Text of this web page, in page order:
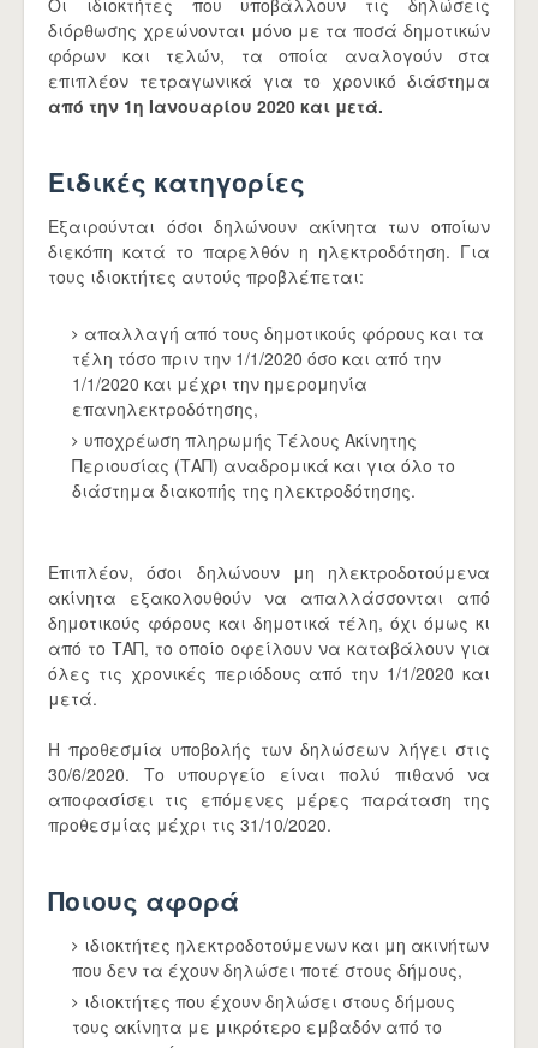
Οι ιδιοκτήτες που υποβάλλουν τις δηλώσεις
διόρθωσης χρεώνονται μόνο με τα ποσά δημοτικών
φόρων και τελών, τα οποία αναλογούν στα
επιπλέον τετραγωνικά για το χρονικό διάστημα
από την 1η Ιανουαρίου 2020 και μετά.
Ειδικές κατηγορίες
Εξαιρούνται όσοι δηλώνουν ακίνητα των οποίων
διεκόπη κατά το παρελθόν η ηλεκτροδότηση. Για
τους ιδιοκτήτες αυτούς προβλέπεται:
απαλλαγή από τους δημοτικούς φόρους και τα
τέλη τόσο πριν την 1/1/2020 όσο και από την
1/1/2020 και μέχρι την ημερομηνία
επανηλεκτροδότησης,
υποχρέωση πληρωμής Τέλους Ακίνητης
Περιουσίας (ΤΑΠ) αναδρομικά και για όλο το
διάστημα διακοπής της ηλεκτροδότησης.
Επιπλέον, όσοι δηλώνουν μη ηλεκτροδοτούμενα
ακίνητα εξακολουθούν να απαλλάσσονται από
δημοτικούς φόρους και δημοτικά τέλη, όχι όμως κι
από το ΤΑΠ, το οποίο οφείλουν να καταβάλουν για
όλες τις χρονικές περιόδους από την 1/1/2020 και
μετά.
Η προθεσμία υποβολής των δηλώσεων λήγει στις
30/6/2020. Το υπουργείο είναι πολύ πιθανό να
αποφασίσει τις επόμενες μέρες παράταση της
προθεσμίας μέχρι τις 31/10/2020.
Ποιους αφορά
ιδιοκτήτες ηλεκτροδοτούμενων και μη ακινήτων
που δεν τα έχουν δηλώσει ποτέ στους δήμους,
ιδιοκτήτες που έχουν δηλώσει στους δήμους
τους ακίνητα με μικρότερο εμβαδόν από το